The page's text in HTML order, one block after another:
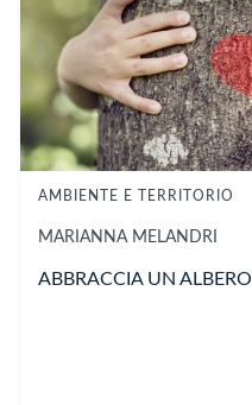
AMBIENTE E TERRITORIO
MARIANNA MELANDRI
ABBRACCIA UN ALBERO